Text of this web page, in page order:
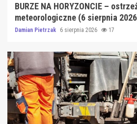
BURZE NA HORYZONCIE –
meteorologiczne (6 sierpnia
Damian Pietrzak 6 sierpnia 2026 17